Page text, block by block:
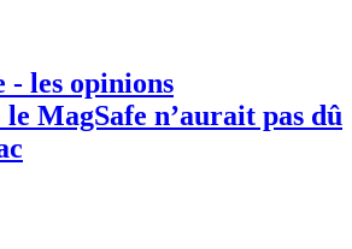
- les opinions
MagSafe n’aurait pas dû